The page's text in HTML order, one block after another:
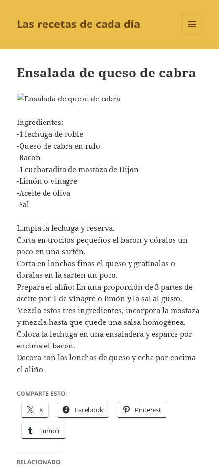
Las recetas de cada día
Ensalada de queso de cabra
Ingredientes:
-1 lechuga de roble
-Queso de cabra en rulo
-Bacon
-1 cucharadita de mostaza de Dijon
-Limón o vinagre
-Aceite de oliva
-Sal
Limpia la lechuga y reserva.
Corta en trocitos pequeños el bacon y dóralos un
poco en una sartén.
Corta en lonchas finas el queso y gratínalas o
dóralas en la sartén un poco.
Prepara el aliño: En una proporción de 3 partes de
aceite por 1 de vinagre o limón y la sal al gusto.
Mezcla estos tres ingredientes, incorpora la mostaza
y mezcla hasta que quede una salsa homogénea.
Coloca la lechuga en una ensaladera y esparce por
encima el bacon.
Decora con las lonchas de queso y echa por encima
el aliño.
COMPARTE ESTO:
X Facebook Pinterest
Tumblr
RELACIONADO